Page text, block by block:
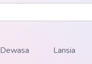
Dewasa Lansia